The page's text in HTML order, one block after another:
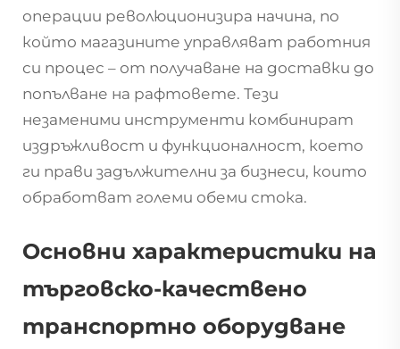
операции революционизира начина, по
който магазините управляват работния
си процес – от получаване на доставки до
попълване на рафтовете. Тези
незаменими инструменти комбинират
издръжливост и функционалност, което
ги прави задължителни за бизнеси, които
обработват големи обеми стока.
Основни характеристики на
търговско-качествено
транспортно оборудване